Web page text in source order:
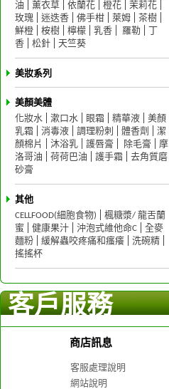
油
薰衣草 依蘭花 橙花
茉莉花
玫瑰
迷迭香 佛手柑 萊姆
茶樹
鮮橙
桉樹 檸檬 乳香 羅勒
香
松針 天竺葵
美妝系列
美顏美體
化妝水
漱口水 眼霜 精華液
美顏
乳霜
消毒液 調理粉刺 體香劑
潔
顏棉片
沐浴乳 護唇膏 除毛膏
摩
洛哥油
荷荷巴油 護手霜
去角質磨
砂膏
其他
CELLFOOD(細胞食物)
楓糖漿/ 龍舌蘭
蜜
健康果汁 沖泡式維他命C
全麥
麵粉
緩解蟲咬疼痛和瘙癢
洗碗精
搖搖杯
客戶服務
商店訊息
客服處理說明
網站說明